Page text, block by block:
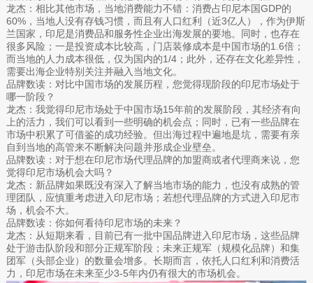
龙杰：相比其他市场，当地消费能力不错：消费占印尼本国GDP的
60%，当地人没有存钱习惯，而且有人口红利（近3亿人），作为伊斯
兰国家，印尼是消费品和服务性企业出海发展的要地。同时，也存在
很多风险；一是投资成本比较高，门店装修成本是中国市场的1.6倍；
而当地的人力成本很低，仅为国内的1/4；此外，还存在文化差异性，
需要出海企业特别关注并融入当地文化。
品牌数读：对比中国市场的发展历程，您觉得现阶段的印尼市场处于
哪一阶段？
龙杰：我觉得印尼市场处于中国市场15年前的发展阶段，其经济有向
上的活力，我们可以看到一些明确的机会点；同时，已有一些品牌在
市场中积累了可借鉴的成功经验。但出海过程中遍地是坑，需要有亲
自到当地的高管来不断解决问题并形成企业壁垒。
品牌数读：对于想在印尼市场代理品牌的加盟商或者代理商来说，您
觉得印尼市场机会大吗？
龙杰：新品牌如果既没有深入了解当地市场的能力，也没有成熟的管
理团队，应慎重考虑进入印尼市场；若想代理品牌的方式进入印尼市
场，机会不大。
品牌数读：你如何看待印尼市场的未来？
龙杰：从短期来看，目前已有一批中国品牌进入印尼市场，这些品牌
处于游击队阶段和部分正规军阶段；未来正规军（规模化品牌）和集
团军（头部企业）的数量会增多。长期而言，依托人口红利和消费活
力，印尼市场在未来至少3-5年内仍有很大的市场机会。